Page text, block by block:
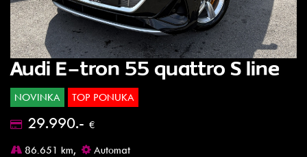
Audi E-tron 55 quattro S line
NOVINKA TOP PONUKA
29.990.- €
86.651 km,
Automat